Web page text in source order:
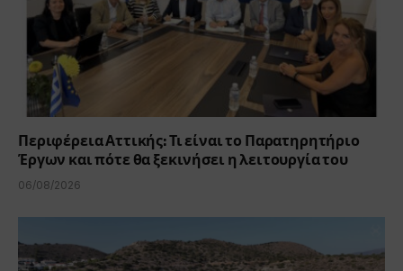
Περιφέρεια Αττικής: Τι είναι το Παρατηρητήριο
Έργων και πότε θα ξεκινήσει η λειτουργία του
06/08/2026